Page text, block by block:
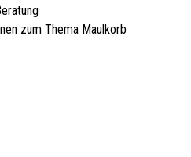
zum Thema Maulkorb